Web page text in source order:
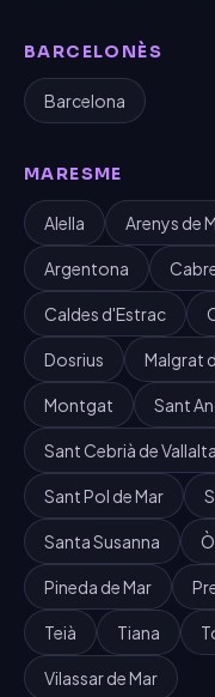
BARCELONÈS
Barcelona
MARESME
Alella Arenys de
Argentona
Caldes d'Estrac
Dosrius Malgrat
Montgat Sant
Sant Cebrià de Vallalta
Sant Pol de Mar
Santa Susanna
Pineda de Mar
Teià Tiana
Vilassar de Mar